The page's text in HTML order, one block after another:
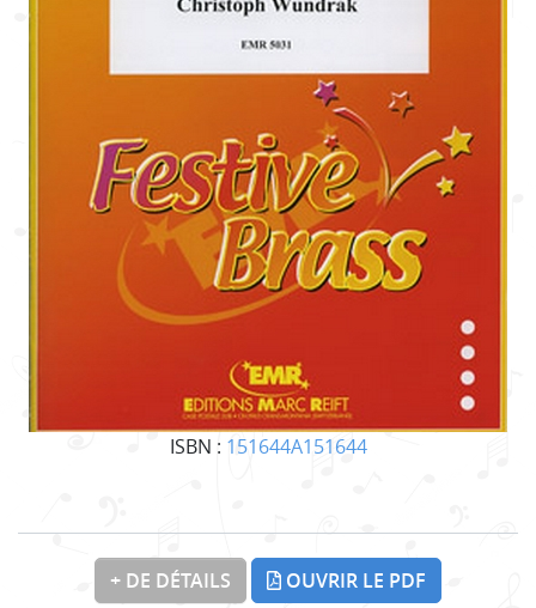
ISBN : 151644A151644
+ DE DÉTAILS OUVRIR LE PDF